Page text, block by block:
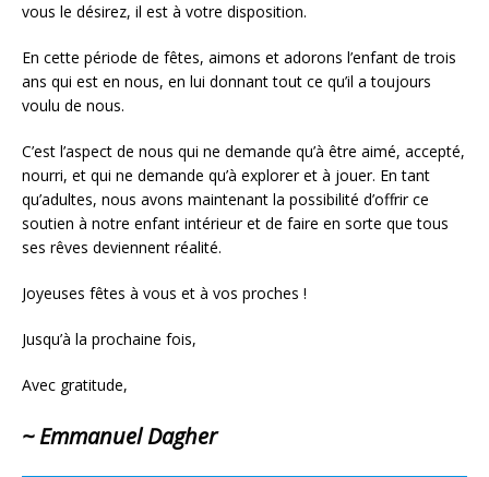
vous le désirez, il est à votre disposition.
En cette période de fêtes, aimons et adorons l’enfant de trois
ans qui est en nous, en lui donnant tout ce qu’il a toujours
voulu de nous.
C’est l’aspect de nous qui ne demande qu’à être aimé, accepté,
nourri, et qui ne demande qu’à explorer et à jouer. En tant
qu’adultes, nous avons maintenant la possibilité d’offrir ce
soutien à notre enfant intérieur et de faire en sorte que tous
ses rêves deviennent réalité.
Joyeuses fêtes à vous et à vos proches !
Jusqu’à la prochaine fois,
Avec gratitude,
~ Emmanuel Dagher